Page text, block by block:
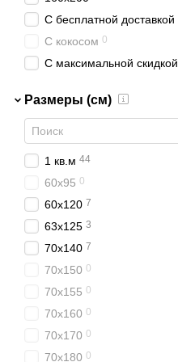
С бесплатной доставкой
С кокосом 0
С максимальной скидкой
Размеры (см)
1 кв.м 44
60х95 0
60х120 7
63х125 3
70х140 7
70х150 0
70х155 0
70х160 0
70х170 0
70х180 0